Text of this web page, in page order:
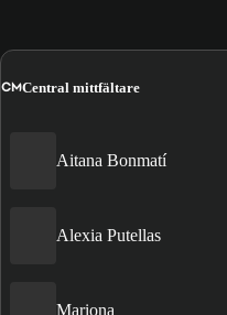
CMCentral mittfältare
Aitana Bonmatí
Alexia Putellas
Mariona